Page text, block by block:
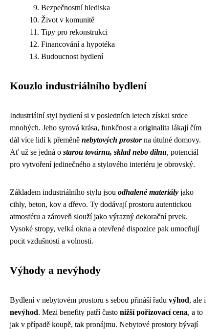
Bezpečnostní hlediska
Život v komunitě
Tipy pro rekonstrukci
Financování a hypotéka
Budoucnost bydlení
Kouzlo industriálního bydlení
Industriální styl bydlení si v posledních letech získal srdce
mnohých. Jeho syrová krása, funkčnost a originalita lákají čím
dál více lidí k přeměně nebytových prostorna útulné domovy.
Ať už se jedná o starou továrnu, sklad nebo dílnu, potenciál
pro vytvoření jedinečného a stylového interiéru je obrovský.
Základem industriálního stylu jsou odhalené materiály jako
cihly, beton, kov a dřevo. Ty dodávají prostoru autentickou
atmosféru a zároveň slouží jako výrazný dekorační prvek.
Vysoké stropy, velká okna a otevřené dispozice pak umocňují
pocit vzdušnosti a volnosti.
Výhody a nevýhody
Bydlení v nebytovém prostoru s sebou přináší řadu výhod, ale i
nevýhod. Mezi benefity patří často nižší pořizovací cena, a to
jak v případě koupě, tak pronájmu. Nebytové prostory bývají